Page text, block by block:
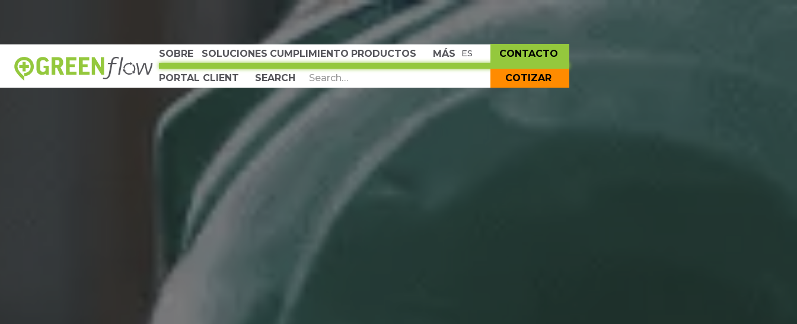
SOBRE SOLUCIONES CUMPLIMIENTO PRODUCTOS MÁS ES CONTACTO
PORTAL CLIENT COTIZAR
PARTE SUPERIOR